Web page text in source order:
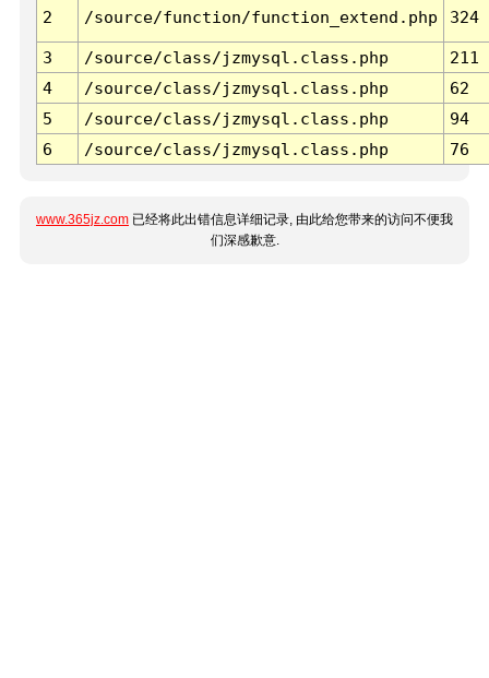
2 /source/function/function_extend.php 324
3 /source/class/jzmysql.class.php
211
4
/source/class/jzmysql.class.php
62
5
/source/class/jzmysql.class.php
94
6
/source/class/jzmysql.class.php 76
www.365jz.com 已经将此出错信息详细记录, 由此给您带来的访问不便我
们深感歉意.